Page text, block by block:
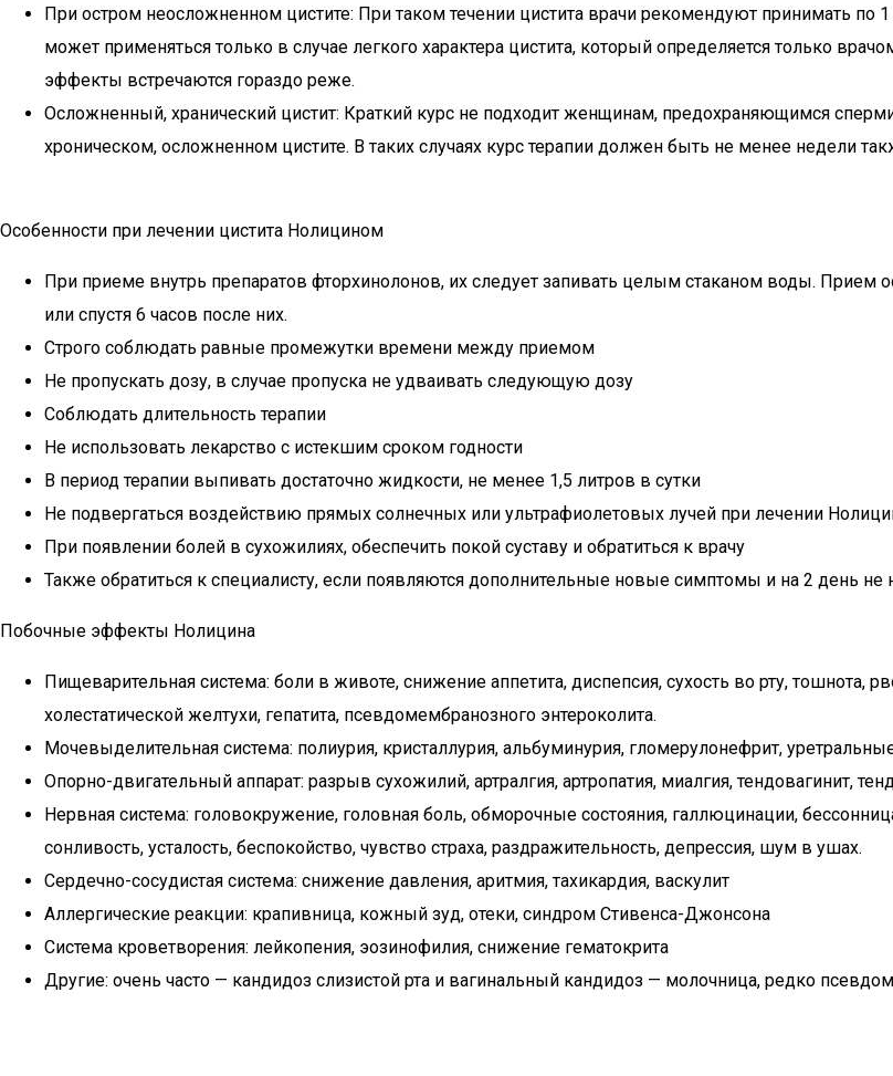
При остром неосложненном цистите: При таком течении цистита врачи рекомендуют принимать по
может применяться только в случае легкого характера цистита, который определяется только
эффекты встречаются гораздо реже.
Осложненный, хранический цистит: Краткий курс не подходит женщинам, предохраняющимся
хроническом, осложненном цистите. В таких случаях курс терапии должен быть не менее недели
Особенности при лечении цистита Нолицином
При приеме внутрь препаратов фторхинолонов, их следует запивать целым стаканом воды. Прием
или спустя 6 часов после них.
Строго соблюдать равные промежутки времени между приемом
Не пропускать дозу, в случае пропуска не удваивать следующую дозу
Соблюдать длительность терапии
Не использовать лекарство с истекшим сроком годности
В период терапии выпивать достаточно жидкости, не менее 1,5 литров в сутки
Не подвергаться воздействию прямых солнечных или ультрафиолетовых лучей при лечении
При появлении болей в сухожилиях, обеспечить покой суставу и обратиться к врачу
Также обратиться к специалисту, если появляются дополнительные новые симптомы и на 2 день не
Побочные эффекты Нолицина
Пищеварительная система: боли в животе, снижение аппетита, диспепсия, сухость во рту, тошнота,
холестатической желтухи, гепатита, псевдомембранозного энтероколита.
Мочевыделительная система: полиурия, кристаллурия, альбуминурия, гломерулонефрит,
Опорно-двигательный аппарат: разрыв сухожилий, артралгия, артропатия, миалгия, тендовагинит,
Нервная система: головокружение, головная боль, обморочные состояния, галлюцинации,
сонливость, усталость, беспокойство, чувство страха, раздражительность, депрессия, шум в ушах.
Сердечно-сосудистая система: снижение давления, аритмия, тахикардия, васкулит
Аллергические реакции: крапивница, кожный зуд, отеки, синдром Стивенса-Джонсона
Система кроветворения: лейкопения, эозинофилия, снижение гематокрита
Другие: очень часто — кандидоз слизистой рта и вагинальный кандидоз — молочница, редко